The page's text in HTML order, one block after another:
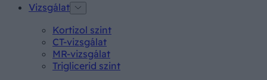
Vizsgálat
Kortizol szint
CT-vizsgálat
MR-vizsgálat
Triglicerid szint